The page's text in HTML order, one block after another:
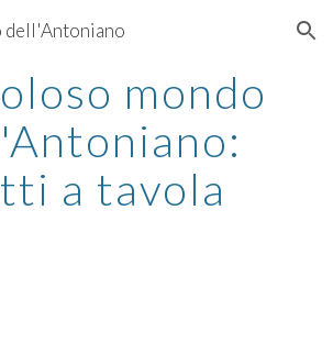
Skip to navigation
dell'Antoniano
mondo
a tavola